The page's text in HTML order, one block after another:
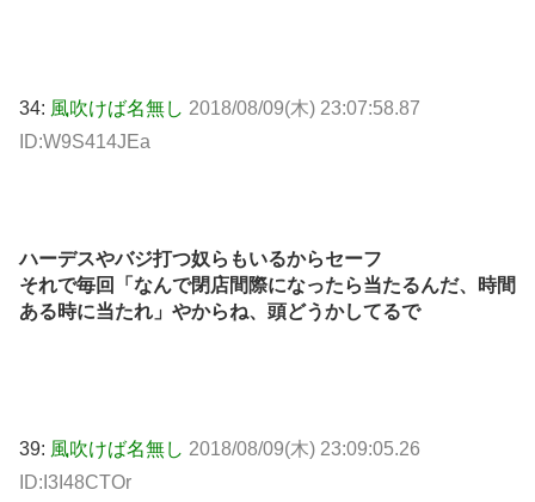
34: 風吹けば名無し 2018/08/09(木) 23:07:58.87
ID:W9S414JEa
ハーデスやバジ打つ奴らもいるからセーフ
それで毎回「なんで閉店間際になったら当たるんだ、時間
ある時に当たれ」やからね、頭どうかしてるで
39: 風吹けば名無し 2018/08/09(木) 23:09:05.26
ID:I3I48CTOr